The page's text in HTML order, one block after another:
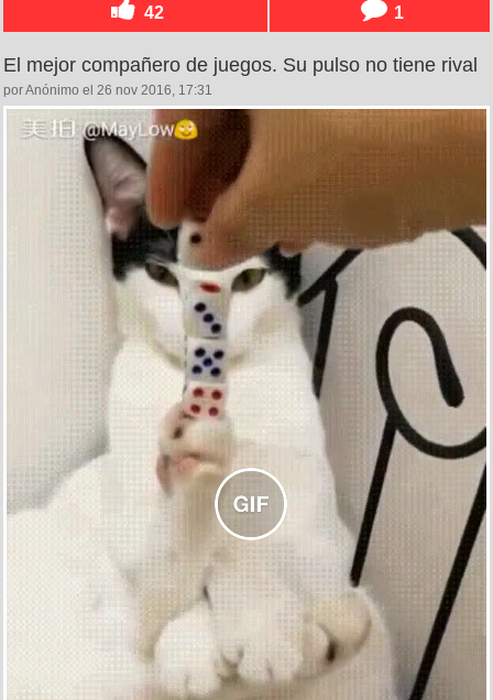
42 1
El mejor compañero de juegos. Su pulso no tiene rival
por Anónimo el 26 nov 2016, 17:31